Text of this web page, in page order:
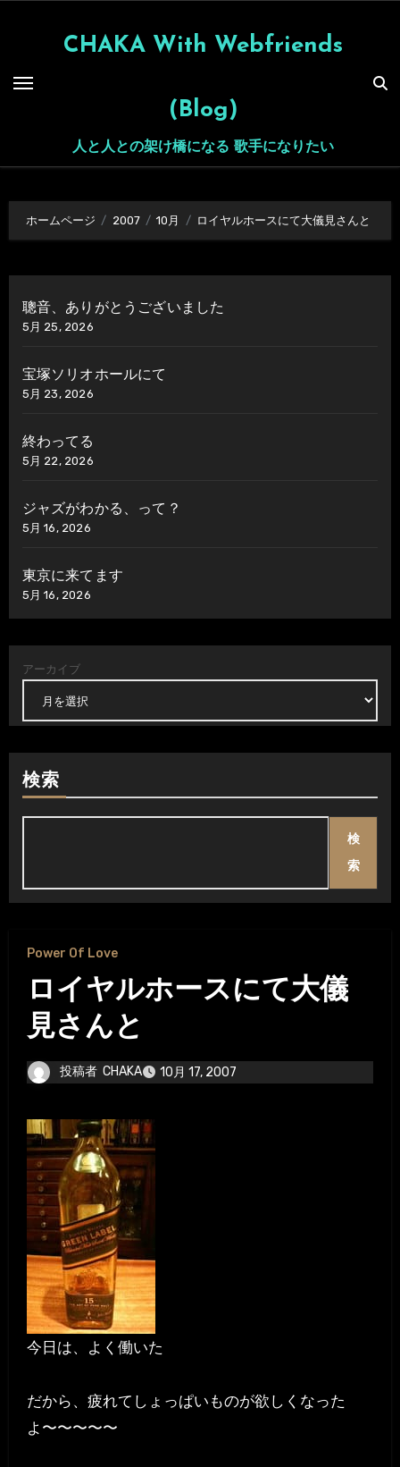
CHAKA With Webfriends
(Blog)
人と人との架け橋になる 歌手になりたい
ホームページ 2007 10月 ロイヤルホースにて大儀見さんと
聰音、ありがとうございました
5月 25, 2026
宝塚ソリオホールにて
5月 23, 2026
終わってる
5月 22, 2026
ジャズがわかる、って？
5月 16, 2026
東京に来てます
5月 16, 2026
アーカイブ
検索
検
索
Power Of Love
ロイヤルホースにて大儀
見さんと
投稿者 CHAKA 10月 17, 2007
今日は、よく働いた
だから、疲れてしょっぱいものが欲しくなった
よ〜〜〜〜〜